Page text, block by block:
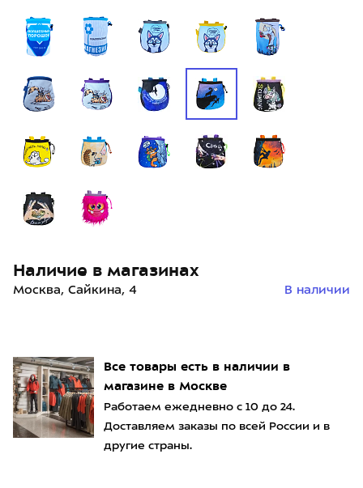
Все товары есть в наличии в
магазине в Москве
Работаем ежедневно с 10 до 24.
Доставляем заказы по всей России и в
другие страны.
Наличие в магазинах
Москва, Сайкина, 4 В наличии